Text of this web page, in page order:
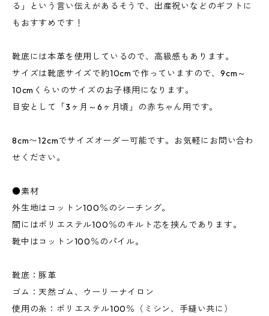
る」という言い伝えがあるそうで、出産祝いなどのギフトに
もおすすめです！
靴底には本革を使用しているので、高級感もあります。
サイズは靴底サイズで約10cmで作っていますので、9cm～
10cmくらいのサイズのお子様用になります。
目安として「3ヶ月～6ヶ月頃」の赤ちゃん用です。
8cm〜12cmでサイズオーダー可能です。お気軽にお問い合わ
せください。
●素材
外生地はコットン100％のシーチング。
間にはポリエステル100％のキルト芯を挟んであります。
靴中はコットン100％のパイル。
靴底：豚革
ゴム：天然ゴム、ウーリーナイロン
使用の糸：ポリエステル100％（ミシン、手縫い共に）